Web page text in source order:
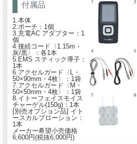
自宅にいながらより高いレベルでの
ィーケアを
長年蓄積してきた
EMS技術のすべて
をこの一台に。コン
パクトボディ、簡単
操作でプロ仕様の高
度な機能を搭載して
います。目的に合わ
せた4つのコースで
トレーニングからビ
付属品
1.本体
2.ポーチ：1個
3.充電AC アダプター：1
個
4.接続コード〈1.15m・
灰/黒〉：各1本
5.EMS スティック導子：
1本
6.アクセルガード〈L・
50×90mm・4枚〉：1袋
7.アクセルガード〈M・
50×50mm・4枚〉：1袋
8.イトーフェイスモイス
チャーゲル(150g)：1本
[別売オプション品] イト
ースカルプローション：
1本
メーカー希望小売価格
6,600円(税抜6,000円)